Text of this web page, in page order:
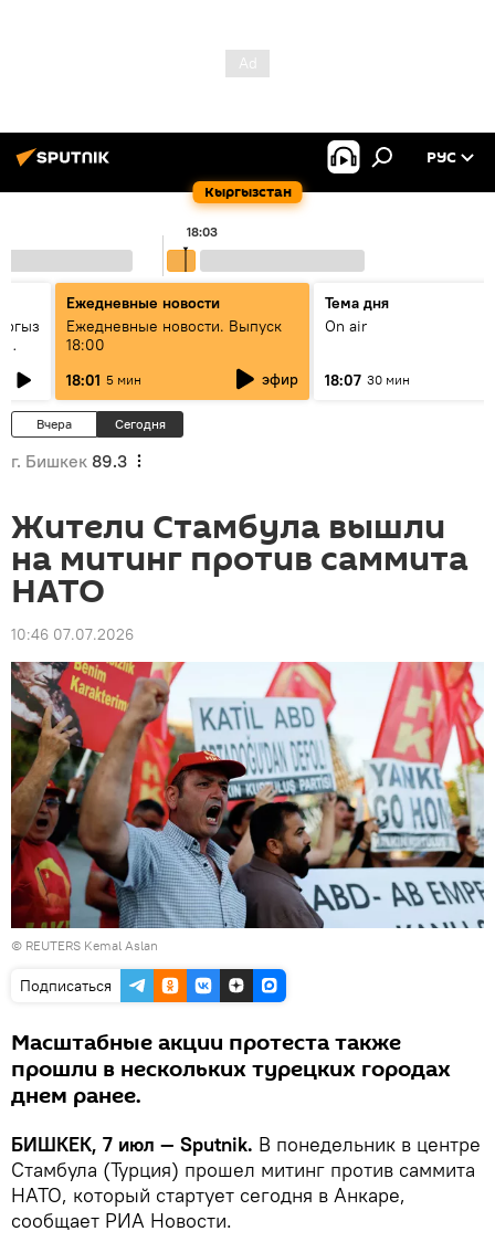
Кыргызстан
РУС
18:03
Ежедневные новости
Ежедневные новости. Выпуск
18:00
18:01 5 мин эфир
Тема дня
On air
18:07 30 мин
Вчера Сегодня
г. Бишкек 89.3
Жители Стамбула вышли
на митинг против саммита
НАТО
10:46 07.07.2026
© REUTERS Kemal Aslan
Подписаться
Масштабные акции протеста также
прошли в нескольких турецких городах
днем ранее.
БИШКЕК, 7 июл — Sputnik. В понедельник в центре
Стамбула (Турция) прошел митинг против саммита
НАТО, который стартует сегодня в Анкаре,
сообщает РИА Новости.